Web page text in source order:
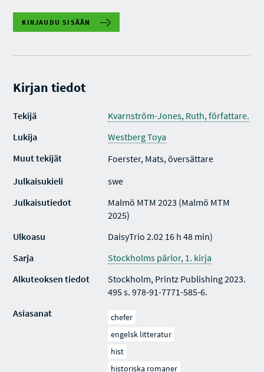
KIRJAUDU SISÄÄN
Kirjan tiedot
Tekijä
Kvarnström-Jones, Ruth, författare.
Lukija
Westberg Toya
Muut tekijät
Foerster, Mats, översättare
Julkaisukieli
swe
Julkaisutiedot
Malmö MTM 2023 (Malmö MTM
2025)
Ulkoasu
DaisyTrio 2.02 16 h 48 min)
Sarja
Stockholms pärlor, 1. kirja
Alkuteoksen tiedot
Stockholm, Printz Publishing 2023.
495 s. 978-91-7771-585-6.
Asiasanat
chefer
engelsk litteratur
hist
historiska romaner